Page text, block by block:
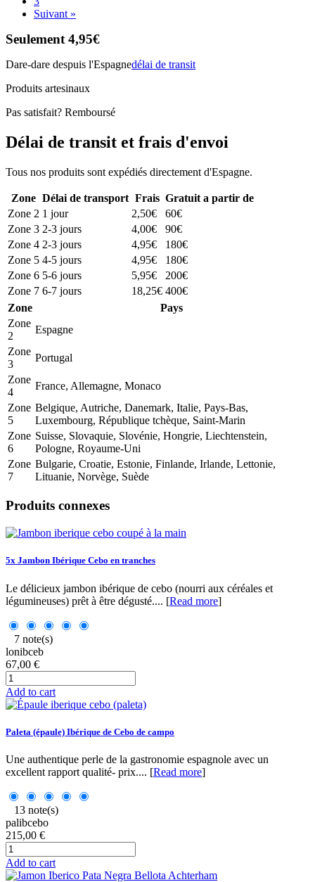
Suivant »
Seulement 4,95€
Dare-dare despuis l'Espagnedélai de transit
Produits artesinaux
Pas satisfait? Remboursé
Délai de transit et frais d'envoi
Tous nos produits sont expédiés directement d'Espagne.
Zone Délai de transport Frais Gratuit a partir de
Zone 2 1 jour 2,50€
60€
Zone 3 2-3 jours 4,00€
90€
Zone 4 2-3 jours 4,95€
180€
Zone 5 4-5 jours 4,95€
180€
Zone 6 5-6 jours 5,95€
200€
Zone 7 6-7 jours 18,25€ 400€
Zone
Pays
Zone
2
Espagne
Zone
3
Portugal
Zone
4
France, Allemagne, Monaco
Zone
5
Belgique, Autriche, Danemark, Italie, Pays-Bas,
Luxembourg, République tchèque, Saint-Marin
Zone
6
Suisse, Slovaquie, Slovénie, Hongrie, Liechtenstein,
Pologne, Royaume-Uni
Zone
7
Bulgarie, Croatie, Estonie, Finlande, Irlande, Lettonie,
Lituanie, Norvège, Suède
Produits connexes
5x Jambon Ibérique Cebo en tranches
Le délicieux jambon ibérique de cebo (nourri aux céréales et
légumineuses) prêt à être dégusté.... [Read more]
7 note(s)
lonibceb
67,00 €
Add to cart
Paleta (épaule) Ibérique de Cebo de campo
Une authentique perle de la gastronomie espagnole avec un
excellent rapport qualité- prix.... [Read more]
13 note(s)
palibcebo
215,00 €
Add to cart